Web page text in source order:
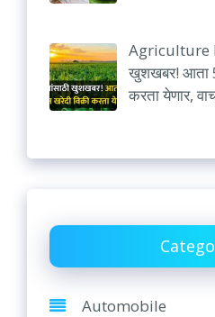
Agriculture
खुशखबर! आता
करता येणार,
Automobile